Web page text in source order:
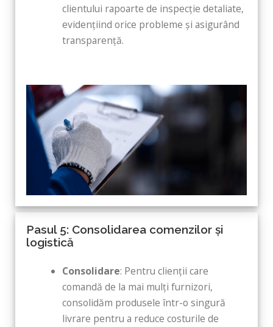
clientului rapoarte de inspecție detaliate,
evidențiind orice probleme și asigurând
transparență.
Pasul 5: Consolidarea comenzilor și
logistică
Consolidare: Pentru clienții care
comandă de la mai mulți furnizori,
consolidăm produsele într-o singură
livrare pentru a reduce costurile de